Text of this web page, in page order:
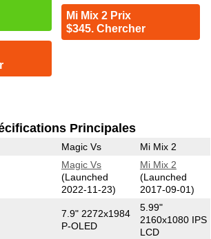
Mi Mix 2 Prix
$345. Chercher
Principales
Magic Vs Mi Mix 2
Magic Vs
(Launched
2022-11-23)
Mi Mix 2
(Launched
2017-09-01)
7.9" 2272x1984
P-OLED
5.99"
2160x1080 IPS
LCD